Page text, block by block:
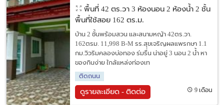
พื้นที่ 42 ตร.วา 3 ห้องนอน 2 ห้องน้ำ 2 ชั้น
พื้นที่ใช้สอย 162 ตร.ม.
บ้าน 2 ชั้นพร้อมสวน และสนามหญ้า 42ตร.วา.
162ตรม. 11,998 B-M รร.สุขเจริญผลแพรกษา 1.1
กม.วิวริมคลองบ่อทอง ร่มรื่น น่าอยู่ 3 นอน 2 น้ำ หา
ของกินง่าย ใกล้แหล่งท่องเท
ติดถนน
ดูรายละเอียด - ติดต่อ 9 เดือน